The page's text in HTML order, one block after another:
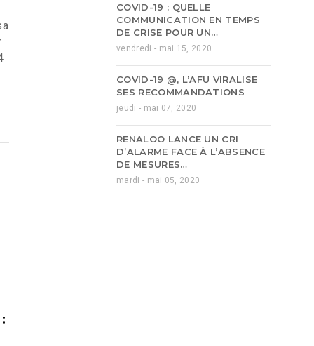
COVID-19 : QUELLE
COMMUNICATION EN TEMPS
DE CRISE POUR UN…
vendredi - mai 15, 2020
COVID-19 @, L’AFU VIRALISE
SES RECOMMANDATIONS
jeudi - mai 07, 2020
RENALOO LANCE UN CRI
D’ALARME FACE À L’ABSENCE
DE MESURES…
mardi - mai 05, 2020